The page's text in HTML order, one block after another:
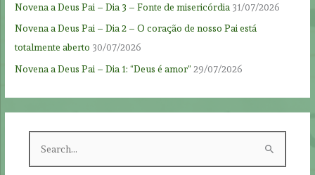
Novena a Deus Pai – Dia 3 – Fonte de misericórdia 31/07/2026
Novena a Deus Pai – Dia 2 – O coração de nosso Pai está
totalmente aberto 30/07/2026
Novena a Deus Pai – Dia 1: “Deus é amor” 29/07/2026